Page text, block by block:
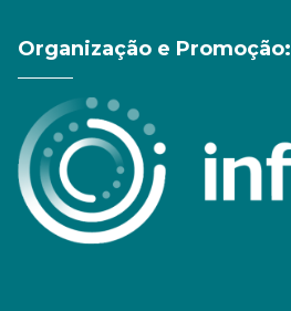
Organização e Promoção: